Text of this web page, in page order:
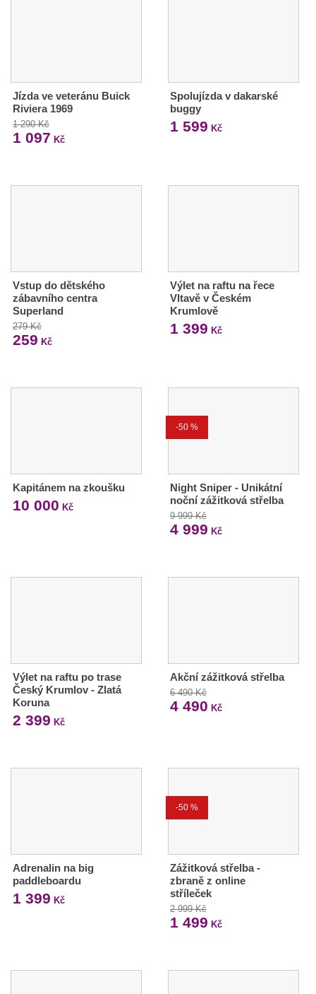
Jízda ve veteránu Buick
Riviera 1969
1 290 Kč
1 097 Kč
Spolujízda v dakarské
buggy
1 599 Kč
Vstup do dětského
zábavního centra
Superland
279 Kč
259 Kč
Výlet na raftu na řece
Vltavě v Českém
Krumlově
1 399 Kč
Kapitánem na zkoušku
10 000 Kč
-50 %
Night Sniper - Unikátní
noční zážitková střelba
9 999 Kč
4 999 Kč
Výlet na raftu po trase
Český Krumlov - Zlatá
Koruna
2 399 Kč
Akční zážitková střelba
6 490 Kč
4 490 Kč
Adrenalin na big
paddleboardu
1 399 Kč
-50 %
Zážitková střelba -
zbraně z online
stříleček
2 999 Kč
1 499 Kč